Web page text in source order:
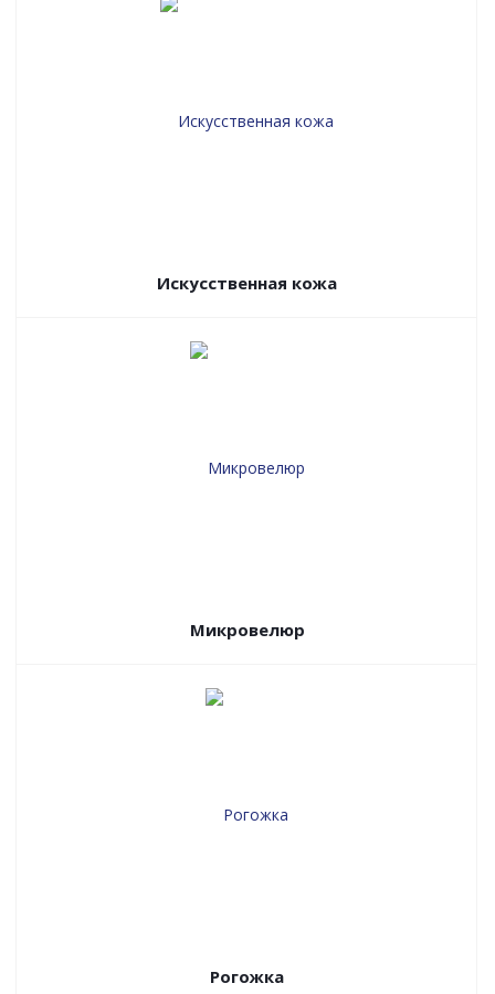
Искусственная кожа
Микровелюр
Рогожка